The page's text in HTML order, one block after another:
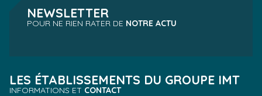
NEWSLETTER
POUR NE RIEN RATER DE NOTRE ACTU
LES ÉTABLISSEMENTS DU GROUPE IMT
INFORMATIONS ET CONTACT